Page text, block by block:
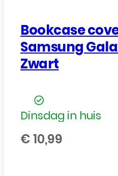
Bookcase
Samsung
Zwart
Dinsdag in huis
€10,99